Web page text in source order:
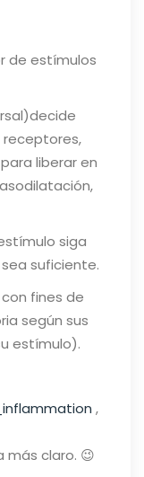
de estímulos
receptores,
liberar en
siga
suficiente.
fines de
según sus
estímulo).
,
más claro. 😉